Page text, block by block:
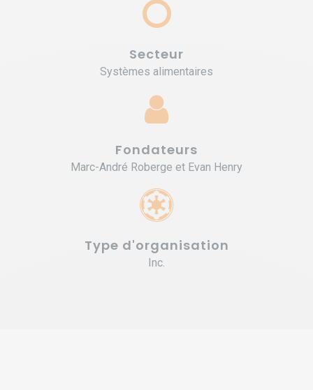
Secteur
Systèmes alimentaires
Fondateurs
Marc-André Roberge et Evan Henry
Type d'organisation
Inc.